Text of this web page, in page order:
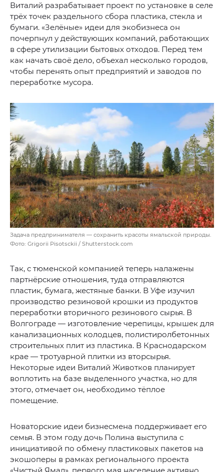
Виталий разрабатывает проект по установке в селе
трёх точек раздельного сбора пластика, стекла и
бумаги. «Зелёные» идеи для экобизнеса он
почерпнул у действующих компаний, работающих
в сфере утилизации бытовых отходов. Перед тем
как начать своё дело, объехал несколько городов,
чтобы перенять опыт предприятий и заводов по
переработке мусора.
Задача предпринимателя — сохранить красоты ямальской природы.
Фото: Grigorii Pisotsckii / Shutterstock.com
Так, с тюменской компанией теперь налажены
партнёрские отношения, туда отправляются
пластик, бумага, жестяные банки. В Уфе изучил
производство резиновой крошки из продуктов
переработки вторичного резинового сырья. В
Волгограде — изготовление черепицы, крышек для
канализационных колодцев, полистиролбетонных
строительных плит из пластика. В Краснодарском
крае — тротуарной плитки из вторсырья.
Некоторые идеи Виталий Животков планирует
воплотить на базе выделенного участка, но для
этого, отмечает он, необходимо тёплое
помещение.
Новаторские идеи бизнесмена поддерживает его
семья. В этом году дочь Полина выступила с
инициативой по обмену пластиковых пакетов на
экошоперы в рамках регионального проекта